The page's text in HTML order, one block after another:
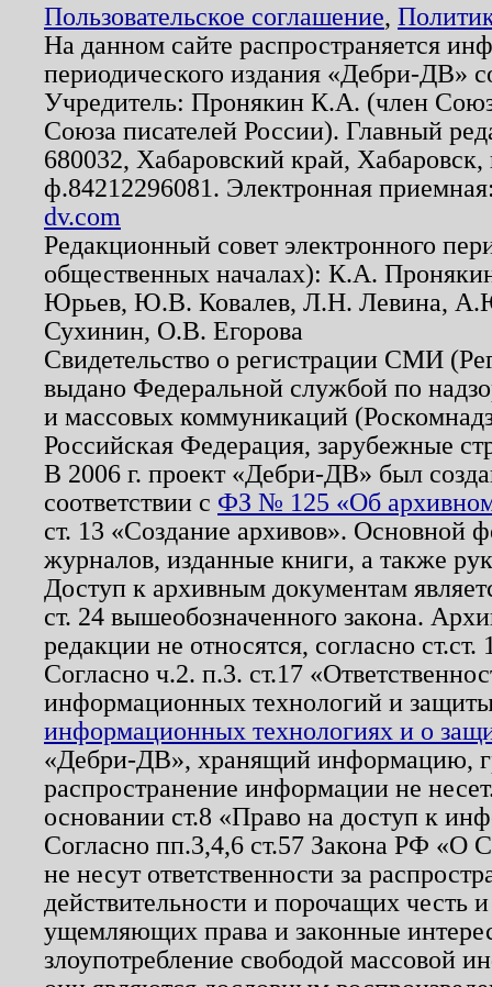
Пользовательское соглашение,
На данном сайте распространяется
периодического издания «Дебри-ДВ»
Учредитель: Пронякин К.А. (член
Союза писателей России). Главный
680032, Хабаровский край,
ф.84212296081. Электронная
dv.com
Редакционный совет электронного
общественных началах): К.А.
Юрьев, Ю.В. Ковалев, Л.Н. Левина,
Сухинин, О.В. Егорова
Свидетельство о регистрации СМИ
выдано Федеральной службой по
и массовых коммуникаций
Российская Федерация, зарубежные
В 2006 г. проект «Дебри-ДВ» был
соответствии с ФЗ № 125 «Об
ст. 13 «Создание архивов». Основной
журналов, изданные книги, а также
Доступ к архивным документам
ст. 24 вышеобозначенного закона.
редакции не относятся, согласно
Согласно ч.2. п.3. ст.17
информационных технологий и
информационных технологиях и о
«Дебри-ДВ», хранящий информацию,
распространение информации не
основании ст.8 «Право на доступ к
Согласно пп.3,4,6 ст.57 Закона РФ «О
не несут ответственности за
действительности и порочащих честь
ущемляющих права и законные
злоупотребление свободой массовой